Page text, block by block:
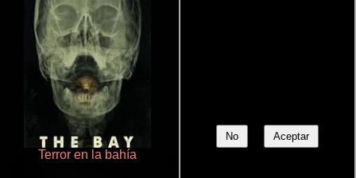
No Aceptar
Terror en la bahía